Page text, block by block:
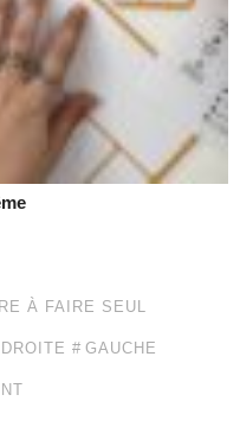
À FAIRE SEUL
DROITE GAUCHE